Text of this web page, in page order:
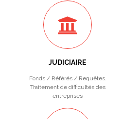
JUDICIAIRE
Fonds / Référés / Requêtes.
Traitement de difficultés des
entreprises